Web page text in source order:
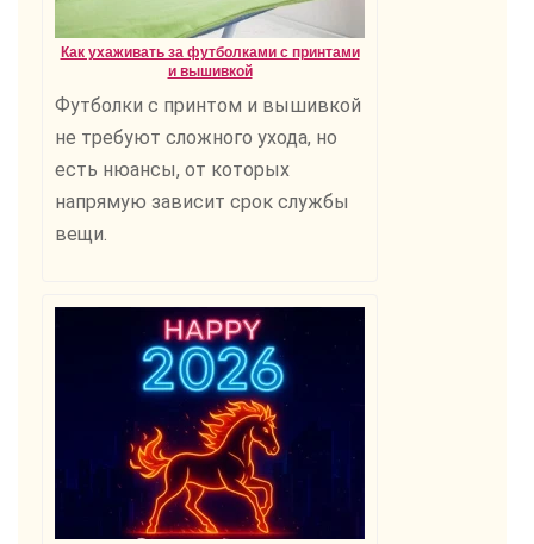
Как ухаживать за футболками с принтами
и вышивкой
Футболки с принтом и вышивкой
не требуют сложного ухода, но
есть нюансы, от которых
напрямую зависит срок службы
вещи.